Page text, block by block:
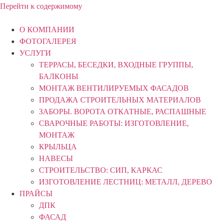
Перейти к содержимому
О КОМПАНИИ
ФОТОГАЛЕРЕЯ
УСЛУГИ
ТЕРРАСЫ, БЕСЕДКИ, ВХОДНЫЕ ГРУППЫ,
БАЛКОНЫ
МОНТАЖ ВЕНТИЛИРУЕМЫХ ФАСАДОВ
ПРОДАЖА СТРОИТЕЛЬНЫХ МАТЕРИАЛОВ
ЗАБОРЫ. ВОРОТА ОТКАТНЫЕ, РАСПАШНЫЕ
СВАРОЧНЫЕ РАБОТЫ: ИЗГОТОВЛЕНИЕ,
МОНТАЖ
КРЫЛЬЦА
НАВЕСЫ
СТРОИТЕЛЬСТВО: СИП, КАРКАС
ИЗГОТОВЛЕНИЕ ЛЕСТНИЦ: МЕТАЛЛ, ДЕРЕВО
ПРАЙСЫ
ДПК
ФАСАД